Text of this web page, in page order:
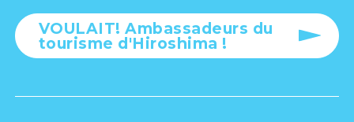
VOULAIT! Ambassadeurs du
tourisme d'Hiroshima !